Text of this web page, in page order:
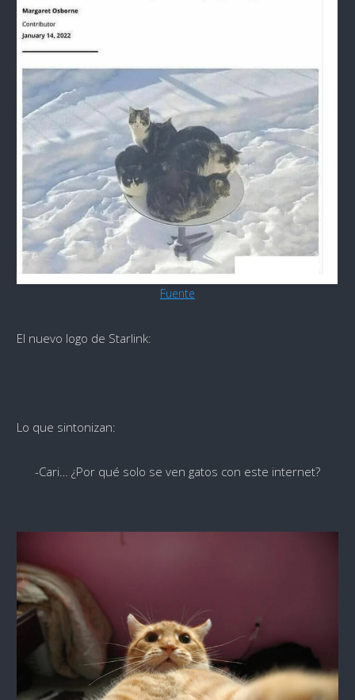
Fuente
El nuevo logo de Starlink:
Lo que sintonizan:
-Cari… ¿Por qué solo se ven gatos con este internet?